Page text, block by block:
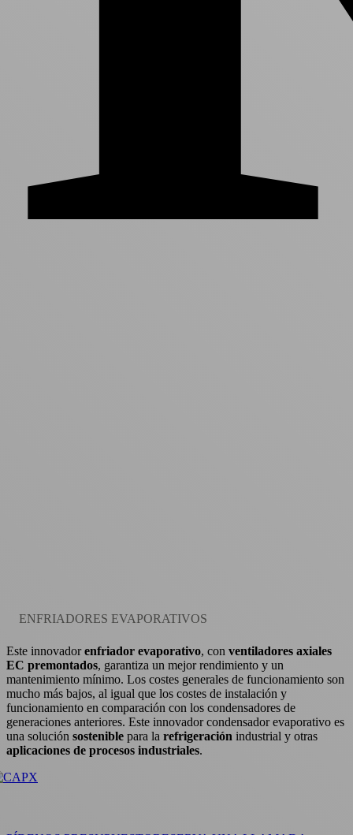
ENFRIADORES EVAPORATIVOS
Este innovadorenfriador evaporativo, con ventiladores axiales
EC premontados, garantiza un mejor rendimiento y un
mantenimiento mínimo. Los costes generales de funcionamiento son
mucho más bajos, al igual que los costes de instalación y
funcionamiento en comparación con los condensadores de
generaciones anteriores. Este innovador condensador evaporativo es
una solución sostenible para la refrigeración industrial y otras
aplicaciones de procesos industriales.